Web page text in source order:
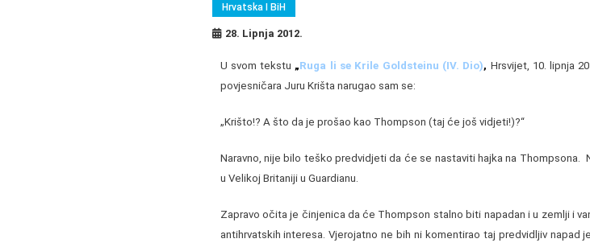
Hrvatska I BiH
28. Lipnja 2012.
U svom tekstu „Ruga li se Krile Goldsteinu (IV. Dio), Hrsvijet, 10. lipnja
povjesničara Juru Krišta narugao sam se:
„Krišto!? A što da je prošao kao Thompson (taj će još vidjeti!)?“
Naravno, nije bilo teško predvidjeti da će se nastaviti hajka na
u Velikoj Britaniji u Guardianu.
Zapravo očita je činjenica da će Thompson stalno biti napadan i u zemlji i
antihrvatskih interesa. Vjerojatno ne bih ni komentirao taj predvidljiv napad